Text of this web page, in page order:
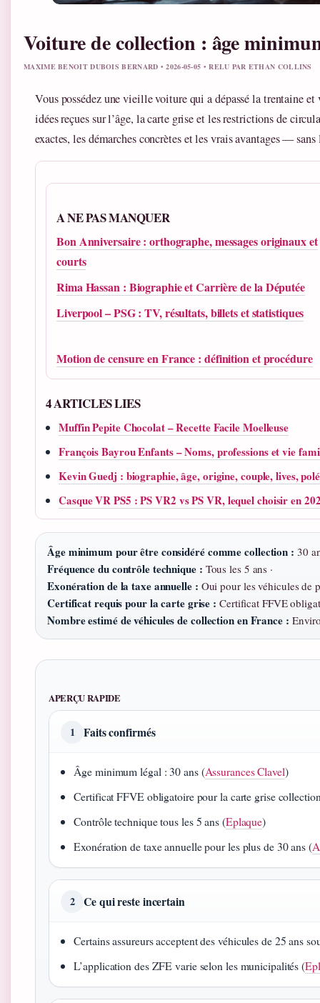
Voiture de collection : âge
MAXIME BENOIT DUBOIS BERNARD • 2026-05-05 • RELU PAR ETHAN COLLINS
Vous possédez une vieille voiture qui a dépassé la trentaine
idées reçues sur l’âge, la carte grise et les restrictions de
exactes, les démarches concrètes et les vrais avantages —
A NE PAS MANQUER
Bon Anniversaire : orthographe, messages originaux et
courts
Rima Hassan : Biographie et Carrière de la Députée
Liverpool – PSG : TV, résultats, billets et statistiques
Motion de censure en France : définition et procédure
4 ARTICLES LIES
Muffin Pepite Chocolat – Recette Facile Moelleuse
François Bayrou Enfants – Noms, professions et vie
Kevin Guedj : biographie, âge, origine, couple, lives,
Casque VR PS5 : PS VR2 vs PS VR, lequel choisir en
Âge minimum pour être considéré comme collection : 30
Fréquence du contrôle technique : Tous les 5 ans ·
Exonération de la taxe annuelle : Oui pour les véhicules de
Certificat requis pour la carte grise : Certificat FFVE
Nombre estimé de véhicules de collection en France :
APERÇU RAPIDE
1 Faits confirmés
Âge minimum légal : 30 ans (Assurances Clavel)
Certificat FFVE obligatoire pour la carte grise
Contrôle technique tous les 5 ans (Eplaque)
Exonération de taxe annuelle pour les plus de 30 ans (
2 Ce qui reste incertain
Certains assureurs acceptent des véhicules de 25 ans
L’application des ZFE varie selon les municipalités (